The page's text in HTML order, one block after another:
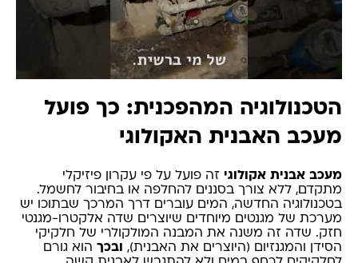
הטכנולוגיה המהפכנית: כך פועל
מעכב האבנית האקולוגי
מעכב אבנית אקולוגי זה פועל על פי עקרון פיזיקלי
מתקדם, ללא צורך בסננים להחלפה או בחיבור לחשמל.
בטכנולוגיה החדשה, המים עוברים דרך המרכך שבתוכו יש
מערכת של מגנטים מיוחדים שיוצרים שדה אלקטרו-מגנטי
חזק. שדה זה משנה את המבנה המולקולרי של חלקיקי
הסידן והמגנזיום (היוצרים את האבנית),
ובכך הוא גורם